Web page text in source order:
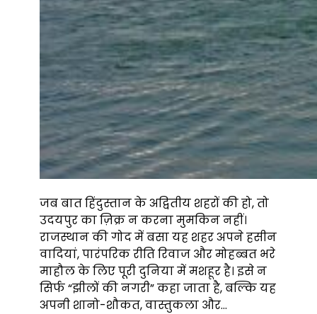
जब बात हिंदुस्तान के अद्वितीय शहरों की हो, तो
उदयपुर का ज़िक्र न करना मुमकिन नहीं।
राजस्थान की गोद में बसा यह शहर अपने हसीन
वादियां, पारंपरिक रीति रिवाज और मोहब्बत भरे
माहौल के लिए पूरी दुनिया में मशहूर है। इसे न
सिर्फ “झीलों की नगरी” कहा जाता है, बल्कि यह
अपनी शानो-शौकत, वास्तुकला और…